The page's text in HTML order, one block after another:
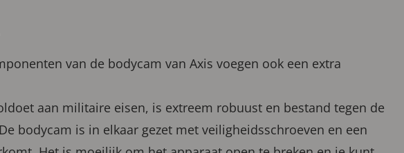
van de bodycam van Axis voegen ook een extra
aan militaire eisen, is extreem robuust en bestand tegen de
bodycam is in elkaar gezet met veiligheidsschroeven en een